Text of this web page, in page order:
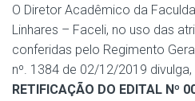
O Diretor Acadêmico da
Linhares – Faceli, no uso das
conferidas pelo Regimento
nº. 1384 de 02/12/2019
RETIFICAÇÃO DO EDITAL